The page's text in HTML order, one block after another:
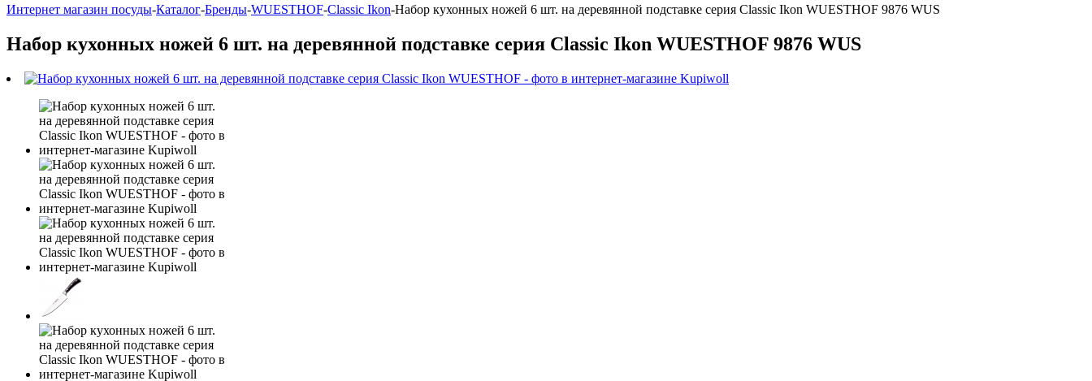
Интернет магазин посуды-Каталог-Бренды-WUESTHOF-Classic Ikon-Набор кухонных ножей 6 шт. на деревянной подставке серия Classic Ikon WUESTHOF 9876 WUS
Набор кухонных ножей 6 шт. на деревянной подставке серия Classic Ikon WUESTHOF 9876 WUS